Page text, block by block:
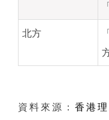
北方
資料來源： 香港